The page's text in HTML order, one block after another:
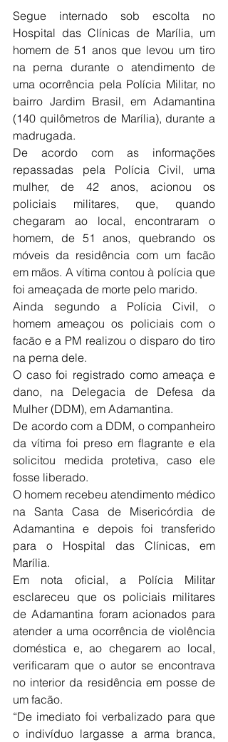
Segue internado sob escolta no
Hospital das Clínicas de Marília, um
homem de 51 anos que levou um tiro
na perna durante o atendimento de
uma ocorrência pela Polícia Militar, no
bairro Jardim Brasil, em Adamantina
(140 quilômetros de Marília), durante a
madrugada.
De acordo com as informações
repassadas pela Polícia Civil, uma
mulher, de 42 anos, acionou os
policiais militares, que, quando
chegaram ao local, encontraram o
homem, de 51 anos, quebrando os
móveis da residência com um facão
em mãos. A vítima contou à polícia que
foi ameaçada de morte pelo marido.
Ainda segundo a Polícia Civil, o
homem ameaçou os policiais com o
facão e a PM realizou o disparo do tiro
na perna dele.
O caso foi registrado como ameaça e
dano, na Delegacia de Defesa da
Mulher (DDM), em Adamantina.
De acordo com a DDM, o companheiro
da vítima foi preso em flagrante e ela
solicitou medida protetiva, caso ele
fosse liberado.
O homem recebeu atendimento médico
na Santa Casa de Misericórdia de
Adamantina e depois foi transferido
para o Hospital das Clínicas, em
Marília.
Em nota oficial, a Polícia Militar
esclareceu que os policiais militares
de Adamantina foram acionados para
atender a uma ocorrência de violência
doméstica e, ao chegarem ao local,
verificaram que o autor se encontrava
no interior da residência em posse de
um facão.
“De imediato foi verbalizado para que
o indivíduo largasse a arma branca,